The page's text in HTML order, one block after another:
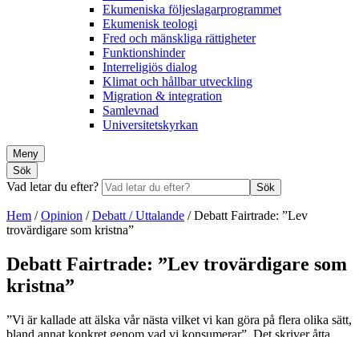
Ekumeniska följeslagarprogrammet
Ekumenisk teologi
Fred och mänskliga rättigheter
Funktionshinder
Interreligiös dialog
Klimat och hållbar utveckling
Migration & integration
Samlevnad
Universitetskyrkan
Meny
Sök
Vad letar du efter? Sök
Hem /Opinion /Debatt / Uttalande /Debatt Fairtrade: ”Lev
trovärdigare som kristna”
Debatt Fairtrade: ”Lev trovärdigare som
kristna”
”Vi är kallade att älska vår nästa vilket vi kan göra på flera olika sätt,
bland annat konkret genom vad vi konsumerar”. Det skriver åtta